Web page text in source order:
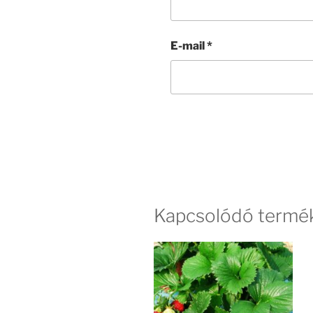
E-mail *
Kapcsolódó